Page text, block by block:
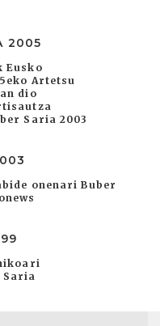
2005
Eusko
Artetsu
dio
Saria 2003
onenari Buber
Saria